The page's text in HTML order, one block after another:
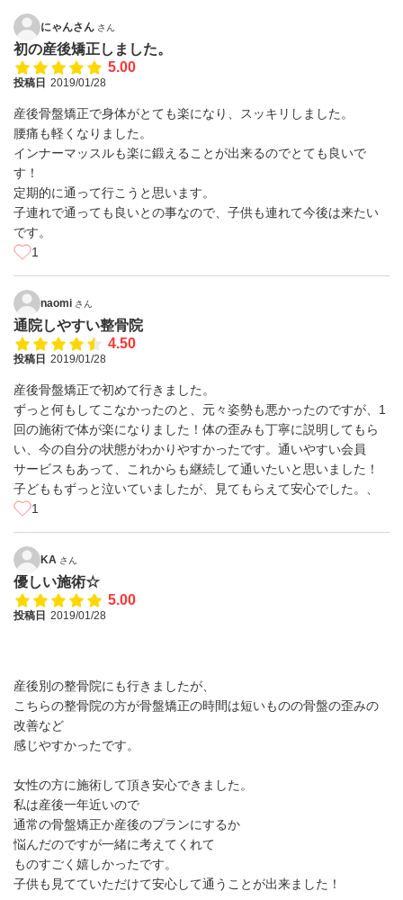
にゃんさん さん
初の産後矯正しました。
5.00
投稿日 2019/01/28
産後骨盤矯正で身体がとても楽になり、スッキリしました。
腰痛も軽くなりました。
インナーマッスルも楽に鍛えることが出来るのでとても良いで
す！
定期的に通って行こうと思います。
子連れで通っても良いとの事なので、子供も連れて今後は来たい
です。
1
naomi さん
通院しやすい整骨院
4.50
投稿日 2019/01/28
産後骨盤矯正で初めて行きました。
ずっと何もしてこなかったのと、元々姿勢も悪かったのですが、1
回の施術で体が楽になりました！体の歪みも丁寧に説明してもら
い、今の自分の状態がわかりやすかったです。通いやすい会員
サービスもあって、これからも継続して通いたいと思いました！
子どももずっと泣いていましたが、見てもらえて安心でした。、
1
KA さん
優しい施術☆
5.00
投稿日 2019/01/28
産後別の整骨院にも行きましたが、
こちらの整骨院の方が骨盤矯正の時間は短いものの骨盤の歪みの
改善など
感じやすかったです。
女性の方に施術して頂き安心できました。
私は産後一年近いので
通常の骨盤矯正か産後のプランにするか
悩んだのですが一緒に考えてくれて
ものすごく嬉しかったです。
子供も見てていただけて安心して通うことが出来ました！